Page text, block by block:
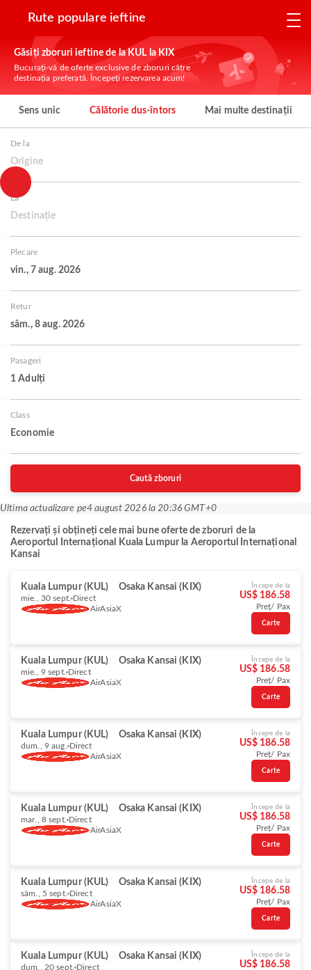
Rute populare ieftine
Găsiți zboruri ieftine de la KUL la KIX
Bucurați-vă de oferte exclusive de zboruri către
destinația preferată. Începeți rezervarea acum!
Sens unic Călătorie dus-întors Mai multe destinații
De la
Origine
La
Destinație
Plecare
vin., 7 aug. 2026
Retur
sâm., 8 aug. 2026
Pasageri
1 Adulți
Class
Economie
Caută zboruri
Ultima actualizare pe4 august 2026 la 20:36 GMT+0
Rezervați și obțineți cele mai bune oferte de zboruri de la
Aeroportul Internațional Kuala Lumpur la Aeroportul Internațional
Kansai
Kuala Lumpur (KUL) Osaka Kansai (KIX)
mie., 30 sept. Direct
AirAsiaX
Începe de la
US$ 186.58
Preț/ Pax
Carte
Kuala Lumpur (KUL) Osaka Kansai (KIX)
mie., 9 sept. Direct
AirAsiaX
Începe de la
US$ 186.58
Preț/ Pax
Carte
Kuala Lumpur (KUL) Osaka Kansai (KIX)
dum., 9 aug. Direct
AirAsiaX
Începe de la
US$ 186.58
Preț/ Pax
Carte
Kuala Lumpur (KUL) Osaka Kansai (KIX)
mar., 8 sept. Direct
AirAsiaX
Începe de la
US$ 186.58
Preț/ Pax
Carte
Kuala Lumpur (KUL) Osaka Kansai (KIX)
sâm., 5 sept. Direct
AirAsiaX
Începe de la
US$ 186.58
Preț/ Pax
Carte
Kuala Lumpur (KUL) Osaka Kansai (KIX)
dum., 20 sept. Direct
Începe de la
US$ 186.58